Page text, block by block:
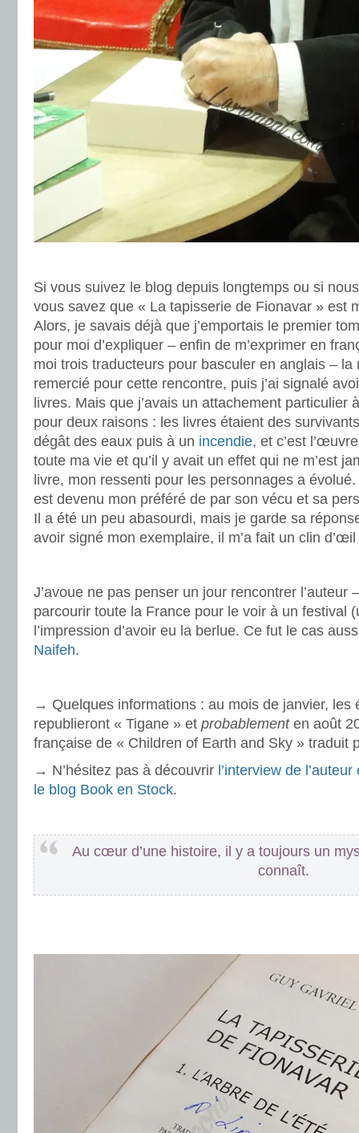
Si vous suivez le blog depuis longtemps ou si
vous savez que « La tapisserie de Fionavar » est
Alors, je savais déjà que j’emportais le premier
pour moi d’expliquer – enfin de m’exprimer en
moi trois traducteurs pour basculer en anglais – la
remercié pour cette rencontre, puis j’ai signalé
livres. Mais que j’avais un attachement particulier
pour deux raisons : les livres étaient des
dégât des eaux puis à un incendie, et c’est
toute ma vie et qu’il y avait un effet qui ne m’est
livre, mon ressenti pour les personnages a
est devenu mon préféré de par son vécu et sa
Il a été un peu abasourdi, mais je garde sa
avoir signé mon exemplaire, il m’a fait un clin
J’avoue ne pas penser un jour rencontrer l’auteur
parcourir toute la France pour le voir à un festival
l’impression d’avoir eu la berlue. Ce fut le cas
Naifeh.
→ Quelques informations : au mois de janvier, les
republieront « Tigane » et probablementen août
française de « Children of Earth and Sky » traduit
→ N’hésitez pas à découvrir l’interview de
le blog Book en Stock.
Au cœur d’une histoire, il y a toujours un
connaît.